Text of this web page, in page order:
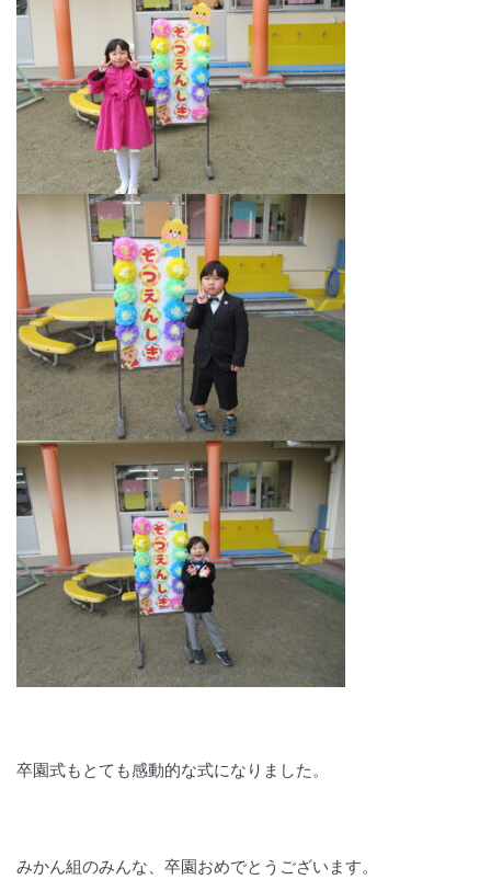
卒園式もとても感動的な式になりました。
みかん組のみんな、卒園おめでとうございます。